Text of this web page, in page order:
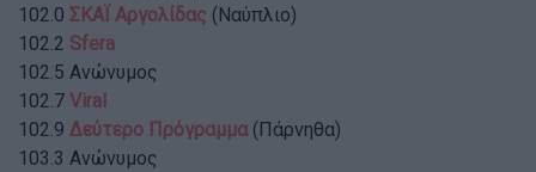
102.0 ΣΚΑΪ Αργολίδας (Ναύπλιο)
102.2 Sfera
102.5 Ανώνυμος
102.7 Viral
102.9 Δεύτερο Πρόγραμμα (Πάρνηθα)
103.3 Ανώνυμος